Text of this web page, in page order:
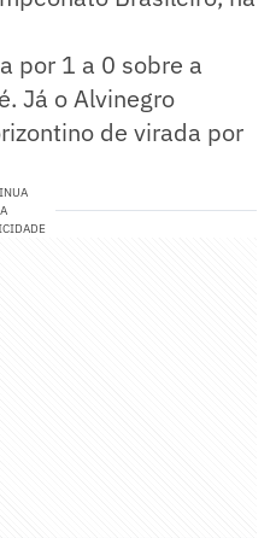
por 1 a 0 sobre a
Já o Alvinegro
de virada por